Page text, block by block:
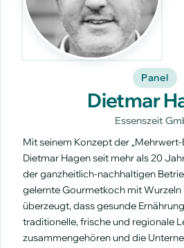
Panel
Dietmar
Essenszeit
Mit seinem Konzept der „Mehrwert-
Dietmar Hagen seit mehr als 20
der ganzheitlich-nachhaltigen
gelernte Gourmetkoch mit Wurzeln
überzeugt, dass gesunde
traditionelle, frische und regionale
zusammengehören und die